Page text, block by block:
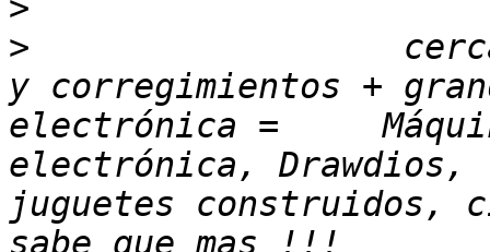
>
> cerca de 100
y corregimientos +
electrónica =
electrónica,
juguetes construidos,